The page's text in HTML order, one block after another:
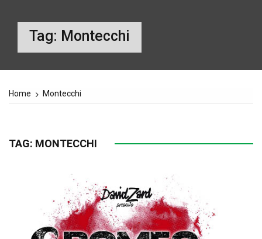
Tag: Montecchi
Home Montecchi
TAG: MONTECCHI